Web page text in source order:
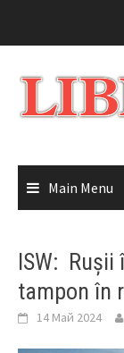
Main Menu
ISW: Rușii
tampon în
14 Май 2024